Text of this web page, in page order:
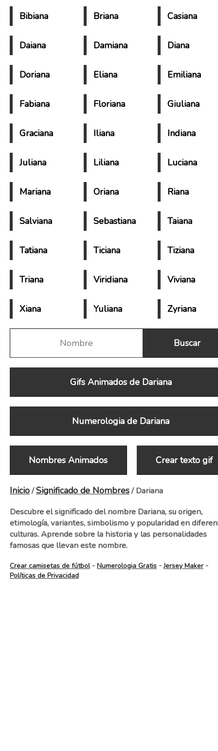
Bibiana Briana Casiana
Daiana Damiana Diana
Doriana Eliana Emiliana
Fabiana Floriana Giuliana
Graciana Iliana Indiana
Juliana Liliana Luciana
Mariana Oriana Riana
Salviana Sebastiana Taiana
Tatiana Ticiana Tiziana
Triana Viridiana Viviana
Xiana Yuliana Zyriana
Gifs Animados de Dariana
Numerologia de Dariana
Nombres Animados Crear texto gif
Inicio/Significado de Nombres/ Dariana
Descubre el significado del nombre Dariana, su origen,
etimología, variantes, simbolismo y popularidad en
culturas. Aprende sobre la historia y las personalidades
famosas que llevan este nombre.
Crear camisetas de fútbol- Numerologia Gratis -Jersey Maker-
Políticas de Privacidad